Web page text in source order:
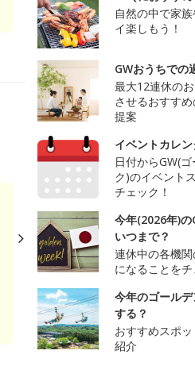
自然の中で家
イ楽しもう！
GWおうちでの
最大12連休の
させるおすす
提案
イベントカレ
日付からGW(
ク)のイベント
チェック！
今年(2026年)の
いつまで？
連休中の各機
になることをチ
今年のゴール
する？
おすすめスポ
紹介